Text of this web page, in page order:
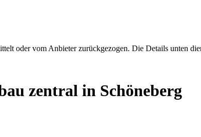
oder vom Anbieter zurückgezogen. Die Details unten
zentral in Schöneberg